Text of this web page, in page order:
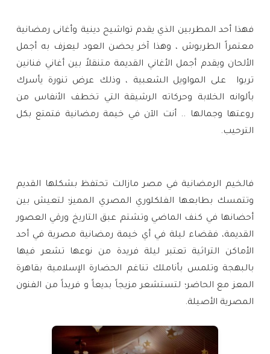
فهذا أحد المطربين الذي يقدم تواشيح دينية وأغانى رمضانية
معتمراً الطربوش ، وهذا آخر يحضن العود ليعزف به أجمل
الألحان ويقدم أجمل الأغاني القديمة متنقلاً بين أغاني فنانين
تربوا
على المواويل الشعبية ، وذلك عرض تنورة يأسرك
بألوانه الخلابة وحركاته الرشيقة التي تخطف الأنفاس من
روعتها وجمالها .. أنت الآن في خيمة رمضانية فتمتع بكل
الترحيب.
فالخيم الرمضانية في مصر مازالت تحتفظ بشكلها القديم
وتتمسك بطابعها الفلكلوري المصري المميز؛ لتعيش بين
أحضانها في كنف الماضي وتشتم عبق التاريخ ورقي العصور
القديمة، فقضاء ليلة في أي خيمة رمضانية مصرية في أحد
الأماكن التراثية تعتبر ليلة فريدة من نوعها تشعر فيها
بالبهجة وتلمس بأناملك تناغم الحضارة الإسلامية بقاهرة
المعز مع الحاضر؛ لتستشعر مزيجاً بديعاً و فريداً من الفنون
المصرية الأصيلة.